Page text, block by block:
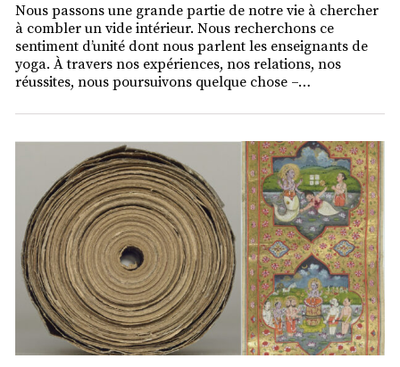
Nous passons une grande partie de notre vie à chercher
à combler un vide intérieur. Nous recherchons ce
sentiment d’unité dont nous parlent les enseignants de
yoga. À travers nos expériences, nos relations, nos
réussites, nous poursuivons quelque chose –…